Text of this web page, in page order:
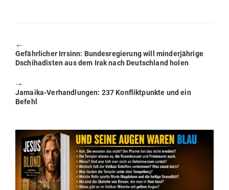
🠔
Previous
post:
Gefähr­licher Irrsinn: Bun­des­re­gierung will min­der­jährige
Dschi­ha­disten aus dem Irak nach Deutschland holen
🠖
Next
post:
Jamaika-Ver­hand­lungen: 237 Kon­flikt­punkte und ein
Befehl